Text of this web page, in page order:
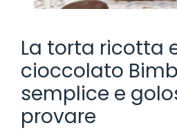
La torta ricotta
cioccolato
semplice e
provare